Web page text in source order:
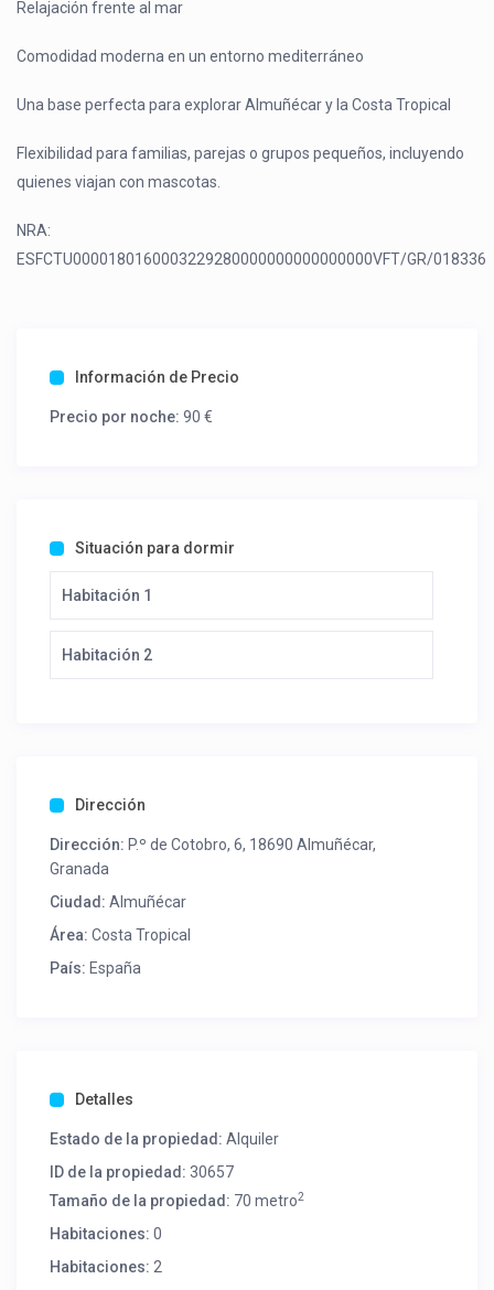
Relajación frente al mar
Comodidad moderna en un entorno mediterráneo
Una base perfecta para explorar Almuñécar y la Costa Tropical
Flexibilidad para familias, parejas o grupos pequeños, incluyendo
quienes viajan con mascotas.
NRA:
ESFCTU0000180160003229280000000000000000VFT/GR/018336
Información de Precio
Precio por noche: 90 €
Situación para dormir
Habitación 1
Habitación 2
Dirección
Dirección: P.º de Cotobro, 6, 18690 Almuñécar,
Granada
Ciudad: Almuñécar
Área: Costa Tropical
País: España
Detalles
Estado de la propiedad: Alquiler
ID de la propiedad: 30657
Tamaño de la propiedad: 70 metro2
Habitaciones: 0
Habitaciones: 2